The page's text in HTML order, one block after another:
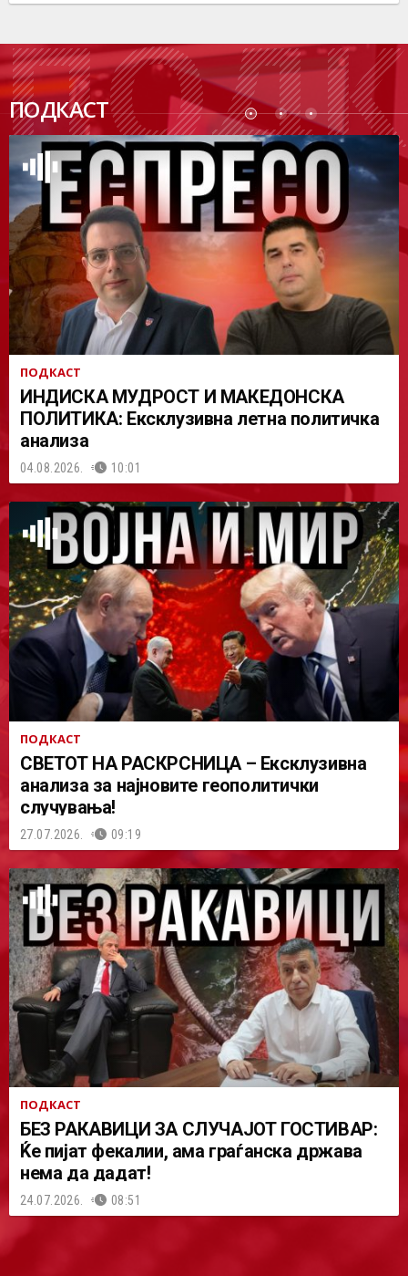
ПОДКАСТ
ПОДК
АСТ
ПОДКАСТ
ИНДИСКА МУДРОСТ И МАКЕДОНСКА
ПОЛИТИКА: Ексклузивна летна политичка
анализа
04.08.2026. 10:01
ПОДКАСТ
СВЕТОТ НА РАСКРСНИЦА – Ексклузивна
анализа за најновите геополитички
случувања!
27.07.2026. 09:19
ПОДКАСТ
БЕЗ РАКАВИЦИ ЗА СЛУЧАЈОТ ГОСТИВАР:
Ќе пијат фекалии, ама граѓанска држава
нема да дадат!
24.07.2026. 08:51